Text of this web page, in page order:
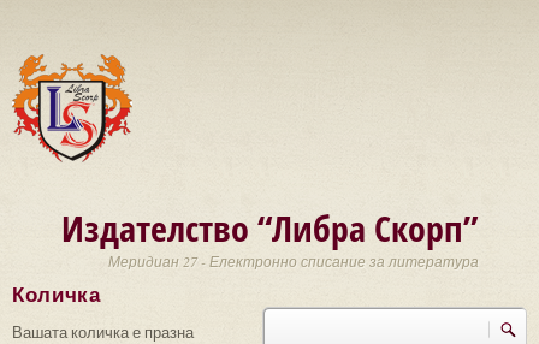
Издателство “Либра Скорп”
Меридиан 27 - Електронно списание за литература
Търси
Количка
Вашата количка е празна